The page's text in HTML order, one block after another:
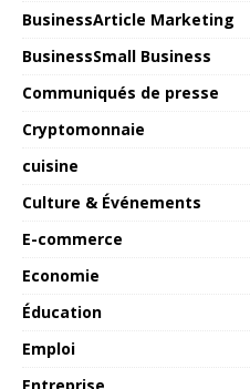
BusinessArticle Marketing
BusinessSmall Business
Communiqués de presse
Cryptomonnaie
cuisine
Culture & Événements
E-commerce
Economie
Éducation
Emploi